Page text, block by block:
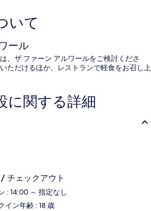
いて
ール
、ザ ファーン アルワールをご検討くださ
ただけるほか、レストランで軽食をお召し上
に関する詳細
チェックアウト
: 14:00 ～ 指定なし
イン年齢 : 18 歳